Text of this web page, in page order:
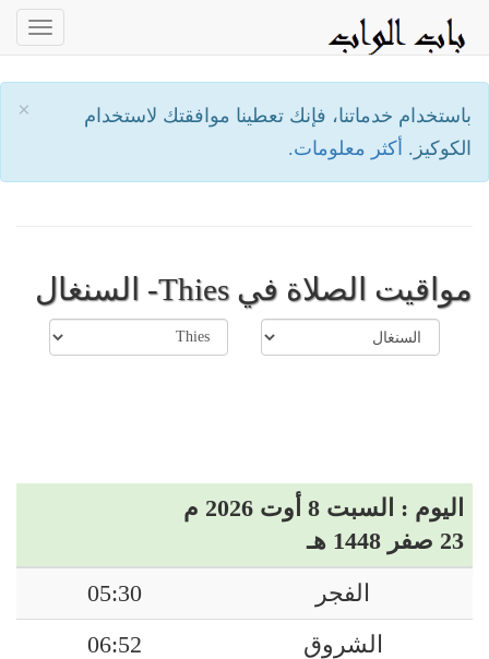
×
باستخدام خدماتنا، فإنك تعطينا موافقتك لاستخدام
الكوكيز. أكثر معلومات.
مواقيت الصلاة في Thies- السنغال
اليوم : السبت 8 أوت 2026 م
23 صفر 1448 هـ
الفجر
05:30
الشروق
06:52